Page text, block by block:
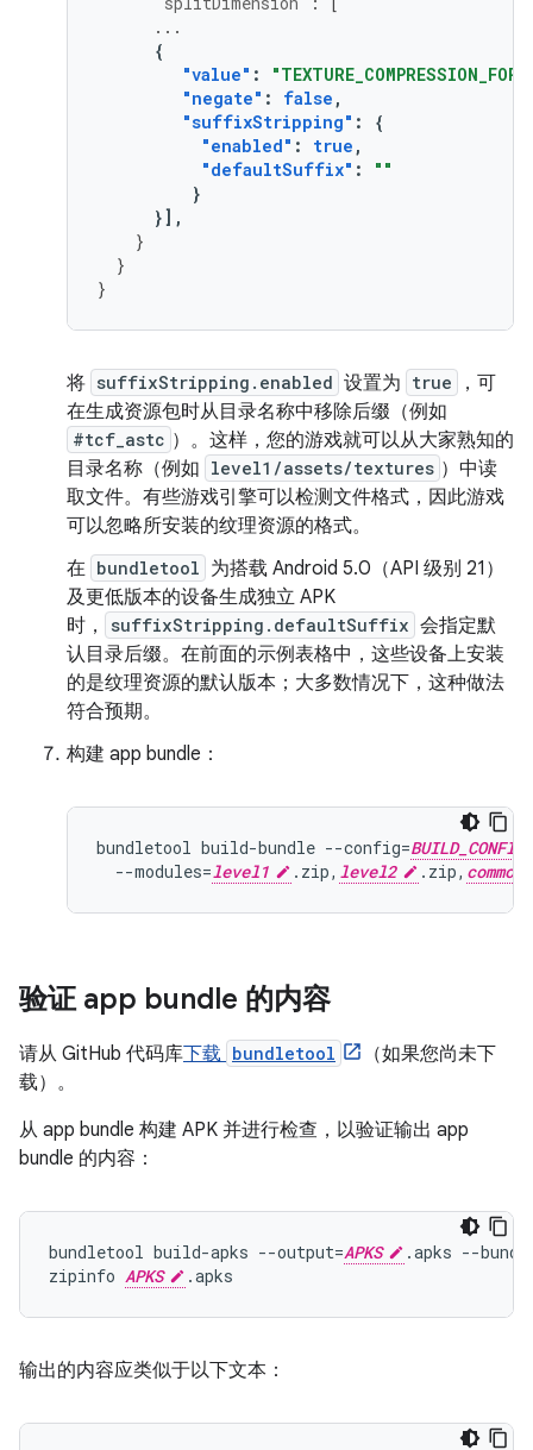
...
{
"value" :
"negate" : false ,
"suffixStripping" :
{
"enabled" : true ,
"defaultSuffix" :
""
}
}],
}
}
}
将 suffixStripping.enabled 设置为 true
，可
在生成资源包时从目录名称中移除后缀（例如
#tcf_astc ）。这样，您的游戏就可以从大家熟知的
目录名称（例如 level1/assets/textures ）中读
取文件。有些游戏引擎可以检测文件格式，因此游戏
可以忽略所安装的纹理资源的格式。
在 bundletool 为搭载 Android 5.0（API 级别 21）
及更低版本的设备生成独立 APK
时，
suffixStripping.defaultSuffix 会指定默
认目录后缀。在前面的示例表格中，这些设备上安装
的是纹理资源的默认版本；大多数情况下，这种做法
符合预期。
构建 app bundle：
bundletool build-bundle --config=BUILD_CONFIG
  --modules=
level1 .zip, level2 .zip, common
验证 app bundle 的内容
请从 GitHub 代码库下载 bundletool
（如果您尚未下
载）。
从 app bundle 构建 APK 并进行检查，以验证输出 app
bundle 的内容：
bundletool build-apks --output=APKS
.apks --
zipinfo APKS
输出的内容应类似于以下文本：